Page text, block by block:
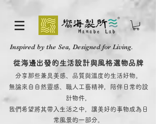
Inspired by the Sea, Designed for Living.
從海邊出發的生活設計與風格選物品牌
分享那些兼具美感、品質與溫度的生活好物。
無論來自自然靈感、職人工藝精神，陪伴日常的設
計物件，
我們希望將其帶入生活之中，讓美好的事物成為日
常風景的一部分。